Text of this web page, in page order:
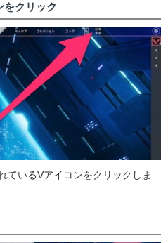
をクリック
ているVアイコンをクリックしま